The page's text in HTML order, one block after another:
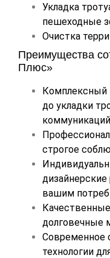
Укладка
пешеходные
Очистка
Преимущества
Плюс»
Комплексный
до укладки
строгое
вашим
долговечные
Современное
технологии